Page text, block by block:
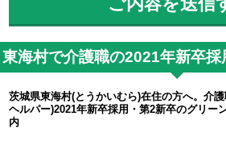
東海村で介護職の2021年新卒
茨城県東海村(とうかいむら)在住の方へ。介
ヘルパー)2021年新卒採用・第2新卒のグリー
内